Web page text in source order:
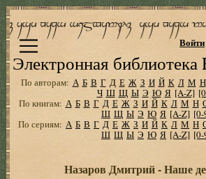
Электронная
Войти
По авторам: А Б В Г Д Е Ж З И Й К Л М Н
Ч Ш Щ Ы Э Ю Я [A-Z]
По книгам: А Б В Г Д Е Ж З И Й К Л М Н
Ш Щ Ы Э Ю Я [A-Z]
По сериям: А Б В Г Д Е Ж З И Й К Л М Н
Ш Щ Ы Э Ю Я [A-Z]
Назаров Дмитрий - Наше